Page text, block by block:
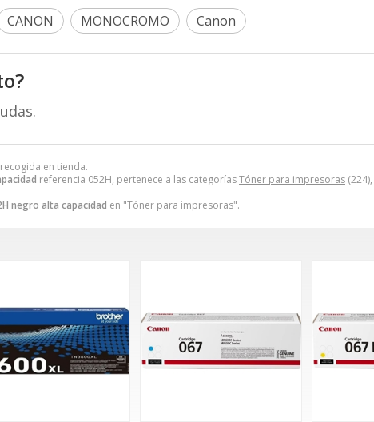
en tienda.
referencia 052H, pertenece a las categoríasTóner para impresoras (224),
negro alta capacidad en "Tóner para impresoras".
CANON MONOCROMO Canon